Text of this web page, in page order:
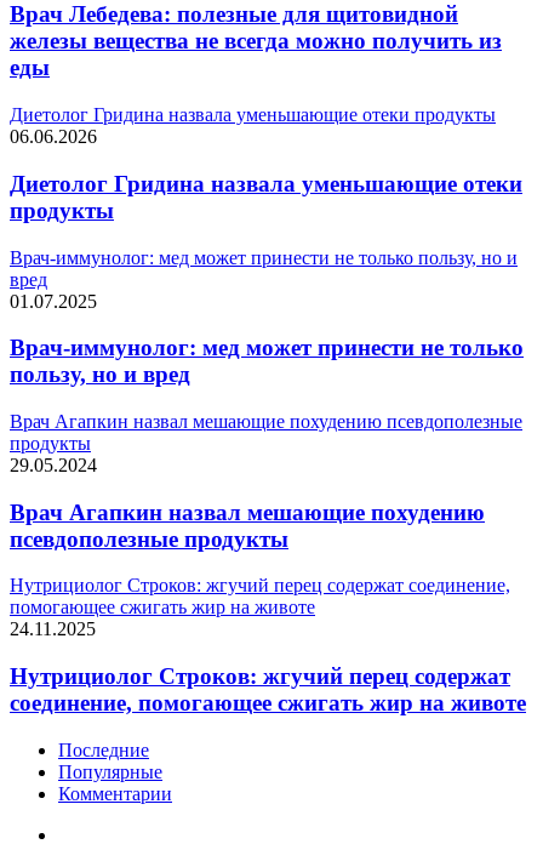
Врач Лебедева: полезные для щитовидной
железы вещества не всегда можно получить из
еды
Диетолог Гридина назвала уменьшающие отеки продукты
06.06.2026
Диетолог Гридина назвала уменьшающие отеки
продукты
Врач-иммунолог: мед может принести не только пользу, но и
вред
01.07.2025
Врач-иммунолог: мед может принести не только
пользу, но и вред
Врач Агапкин назвал мешающие похудению псевдополезные
продукты
29.05.2024
Врач Агапкин назвал мешающие похудению
псевдополезные продукты
Нутрициолог Строков: жгучий перец содержат соединение,
помогающее сжигать жир на животе
24.11.2025
Нутрициолог Строков: жгучий перец содержат
соединение, помогающее сжигать жир на животе
Последние
Популярные
Комментарии